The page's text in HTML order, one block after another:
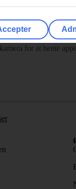
i dag!
koden med dit
for at hente